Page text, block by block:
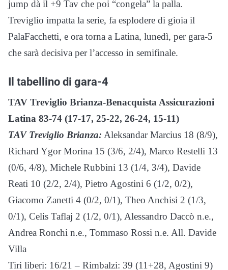
jump dà il +9 Tav che poi “congela” la palla.
Treviglio impatta la serie, fa esplodere di gioia il
PalaFacchetti, e ora torna a Latina, lunedì, per gara-5
che sarà decisiva per l’accesso in semifinale.
Il tabellino di gara-4
TAV Treviglio Brianza-Benacquista Assicurazioni
Latina 83-74 (17-17, 25-22, 26-24, 15-11)
TAV Treviglio Brianza: Aleksandar Marcius 18 (8/9),
Richard Ygor Morina 15 (3/6, 2/4), Marco Restelli 13
(0/6, 4/8), Michele Rubbini 13 (1/4, 3/4), Davide
Reati 10 (2/2, 2/4), Pietro Agostini 6 (1/2, 0/2),
Giacomo Zanetti 4 (0/2, 0/1), Theo Anchisi 2 (1/3,
0/1), Celis Taflaj 2 (1/2, 0/1), Alessandro Daccò n.e.,
Andrea Ronchi n.e., Tommaso Rossi n.e. All. Davide
Villa
Tiri liberi: 16/21 – Rimbalzi: 39 (11+28, Agostini 9)